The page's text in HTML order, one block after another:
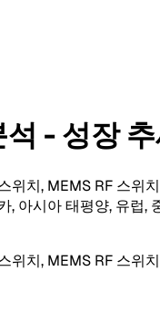
석 - 성장
치, MEMS RF 스위
, 아시아 태평양, 유
치, MEMS RF 스위